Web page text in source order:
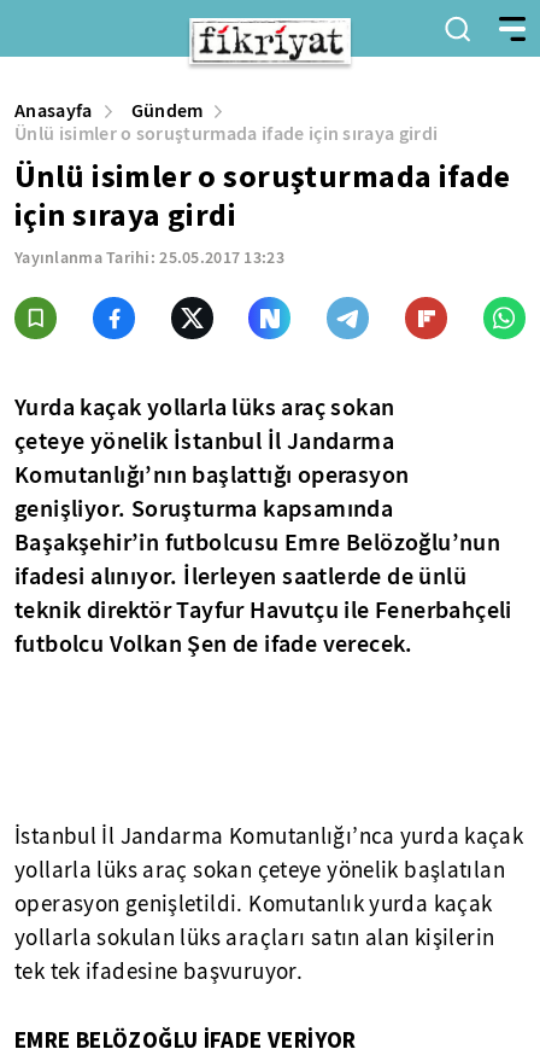
Anasayfa
Gündem
Ünlü isimler o soruşturmada ifade için sıraya girdi
Ünlü isimler o soruşturmada ifade
için sıraya girdi
Yayınlanma Tarihi:25.05.2017 13:23
Yurda kaçak yollarla lüks araç sokan
çeteye yönelik İstanbul İl Jandarma
Komutanlığı’nın başlattığı operasyon
genişliyor. Soruşturma kapsamında
Başakşehir’in futbolcusu Emre Belözoğlu’nun
ifadesi alınıyor. İlerleyen saatlerde de ünlü
teknik direktör Tayfur Havutçu ile Fenerbahçeli
futbolcu Volkan Şen de ifade verecek.
İstanbul İl Jandarma Komutanlığı’nca yurda kaçak
yollarla lüks araç sokan çeteye yönelik başlatılan
operasyon genişletildi. Komutanlık yurda kaçak
yollarla sokulan lüks araçları satın alan kişilerin
tek tek ifadesine başvuruyor.
EMRE BELÖZOĞLU İFADE VERİYOR